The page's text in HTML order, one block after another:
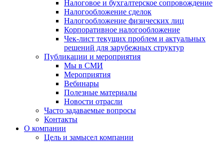
Налоговое и бухгалтерское сопровождение
Налогообложение сделок
Налогообложение физических лиц
Корпоративное налогообложение
Чек-лист текущих проблем и актуальных
решений для зарубежных структур
Публикации и мероприятия
Мы в СМИ
Мероприятия
Вебинары
Полезные материалы
Новости отрасли
Часто задаваемые вопросы
Контакты
О компании
Цель и замысел компании